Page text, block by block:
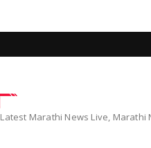
Marathi News Live, Marathi